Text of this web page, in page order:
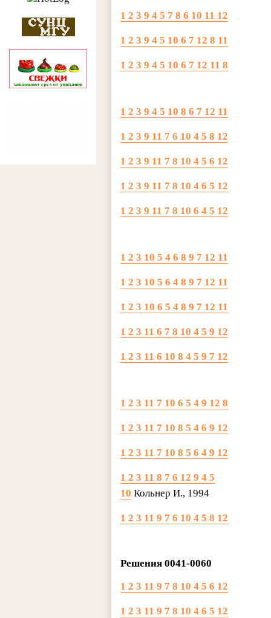
1 2 3 9 4 5 7 8 6 10 11 12
1 2 3 9 4 5 10 6 7 12 8 11
1 2 3 9 4 5 10 6 7 12 11 8
1 2 3 9 4 5 10 8 6 7 12 11
1 2 3 9 11 7 6 10 4 5 8 12
1 2 3 9 11 7 8 10 4 5 6 12
1 2 3 9 11 7 8 10 4 6 5 12
1 2 3 9 11 7 8 10 6 4 5 12
1 2 3 10 5 4 6 8 9 7 12 11
1 2 3 10 5 6 4 8 9 7 12 11
1 2 3 10 6 5 4 8 9 7 12 11
1 2 3 11 6 7 8 10 4 5 9 12
1 2 3 11 6 10 8 4 5 9 7 12
1 2 3 11 7 10 6 5 4 9 12 8
1 2 3 11 7 10 8 5 4 6 9 12
1 2 3 11 7 10 8 5 6 4 9 12
1 2 3 11 8 7 6 12 9 4 5
10 Кольнер И., 1994
1 2 3 11 9 7 6 10 4 5 8 12
Решения 0041-0060
1 2 3 11 9 7 8 10 4 5 6 12
1 2 3 11 9 7 8 10 4 6 5 12